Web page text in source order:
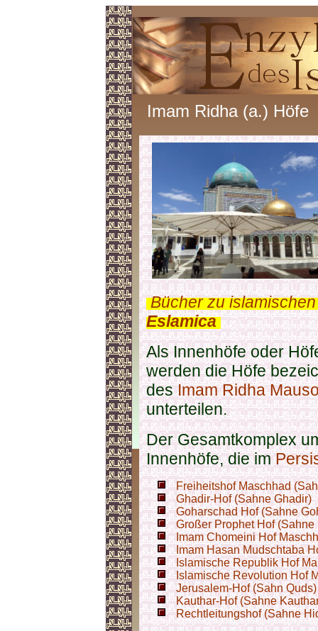
Imam Ridha (a.) Höfe
.Bücher zu
Eslamica.
Als Innenhöfe oder
werden die Höfe
desImam Ridha
unterteilen.
Der Gesamtkomplex
Innenhöfe, die im
Freiheitshof Maschhad
Ghadir-Hof (Sahne Ghadir)
Goharschad Hof (Sahne
Großer Prophet Hof (Sahne
Imam Chomeini Hof
Imam Hasan Mudschtaba
Islamische Republik Hof
Islamische Revolution Hof
Jerusalem-Hof (Sahn Quds)
Kauthar-Hof (Sahne
Rechtleitungshof (Sahne